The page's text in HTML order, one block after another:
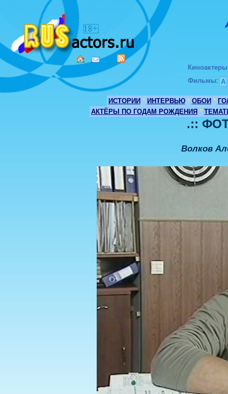
Киноактеры
Фильмы: А
ИСТОРИИ * ИНТЕРВЬЮ * ОБОИ *
АКТЁРЫ ПО ГОДАМ РОЖДЕНИЯ *
.::
Волков